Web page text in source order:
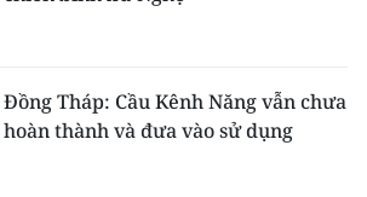
Đồng Tháp: Cầu Kênh Năng vẫn chưa
hoàn thành và đưa vào sử dụng